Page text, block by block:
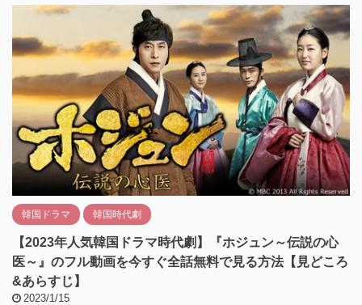
韓国ドラマ 韓国時代劇
【2023年人気韓国ドラマ時代劇】『ホジュン～伝説の心
医～』のフル動画を今すぐ全話無料で見る方法【見どころ
&あらすじ】
2023/1/15